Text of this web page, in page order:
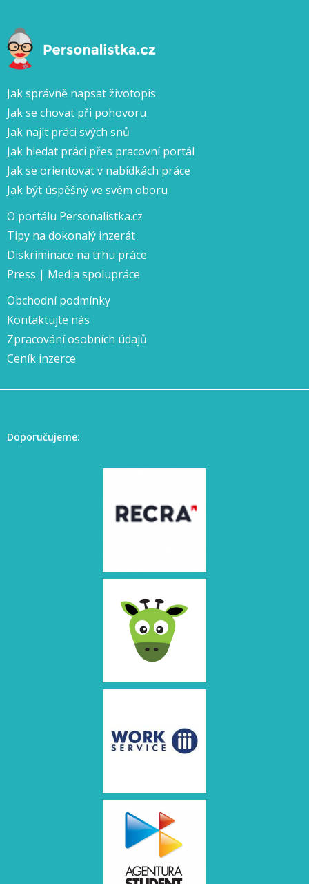
Jak správně napsat životopis
Jak se chovat při pohovoru
Jak najít práci svých snů
Jak hledat práci přes pracovní portál
Jak se orientovat v nabídkách práce
Jak být úspěšný ve svém oboru
O portálu Personalistka.cz
Tipy na dokonalý inzerát
Diskriminace na trhu práce
Press | Media spolupráce
Obchodní podmínky
Kontaktujte nás
Zpracování osobních údajů
Ceník inzerce
Doporučujeme: